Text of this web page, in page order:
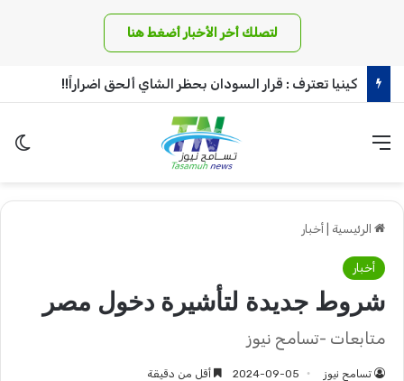
لتصلك أخر الأخبار أضغط هنا
كينيا تعترف : قرار السودان بحظر الشاي ألحق اضراراً!!
القائمة
الرئيسية أخبار
أخبار
شروط جديدة لتأشيرة دخول مصر
متابعات -تسامح نيوز
تسامح نيوز 2024-09-05 أقل من دقيقة